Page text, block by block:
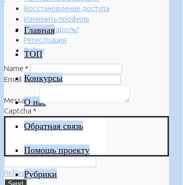
Главная
ТОП
Конкурсы
О нас
Обратная связь
Помощь проекту
Рубрики
Восстановление доступа
Изменить профиль
Забыли пароль?
Регистрация
Войти
Name *
Email *
Message*
Captcha *
Refresh